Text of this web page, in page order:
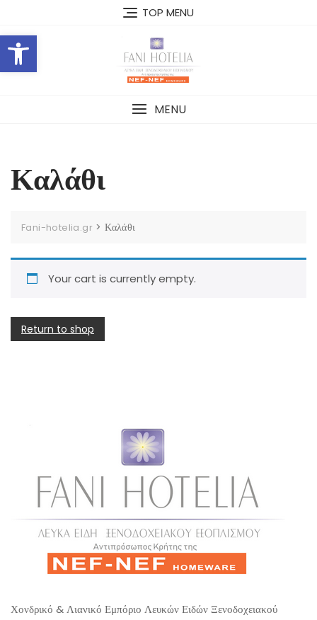
Open toolbar
content
TOP MENU
MENU
Καλάθι
Fani-hotelia.gr >Καλάθι
Your cart is currently empty.
Return to shop
Χονδρικό & Λιανικό Εμπόριο Λευκών Ειδών Ξενοδοχειακού